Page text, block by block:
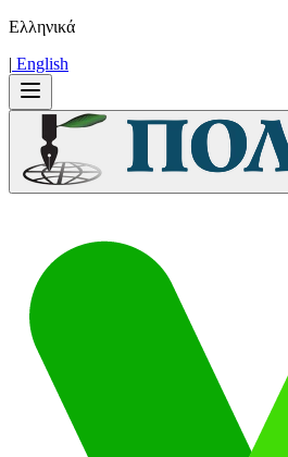
Ελληνικά
| Εnglish